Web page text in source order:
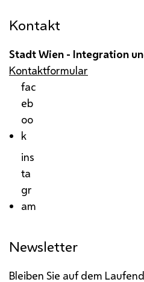
Kontakt
Stadt Wien - Integration
Kontaktformular
fac
eb
oo
k
ins
ta
gr
am
Newsletter
Bleiben Sie auf dem